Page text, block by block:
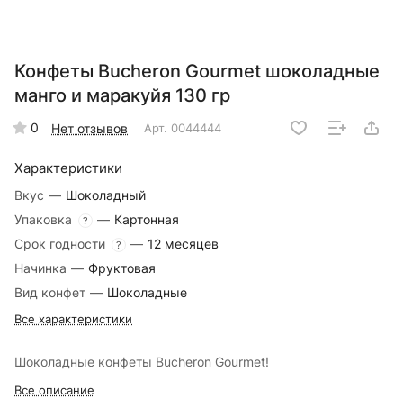
Конфеты Bucheron Gourmet шоколадные
манго и маракуйя 130 гр
0 Нет отзывов Арт. 0044444
Характеристики
Вкус — Шоколадный
Упаковка
? — Картонная
Срок годности
? — 12 месяцев
Начинка — Фруктовая
Вид конфет — Шоколадные
Все характеристики
Шоколадные конфеты Bucheron Gourmet!
Все описание